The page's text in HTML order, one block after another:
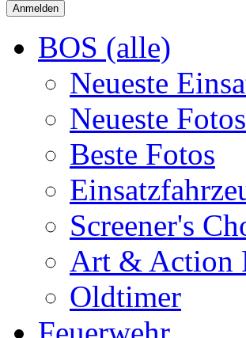
BOS (alle)
Neueste
Neueste Fotos
Beste Fotos
Screener's
Art & Action
Oldtimer